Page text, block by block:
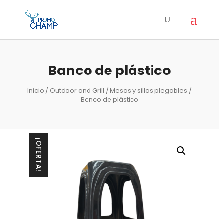
Banco de plástico
Inicio / Outdoor and Grill /Mesas y sillas plegables /
Banco de plástico
¡OFERTA!